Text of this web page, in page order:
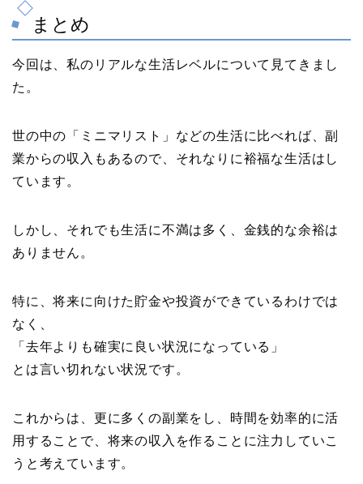
まとめ
今回は、私のリアルな生活レベルについて見てきまし
た。
世の中の「ミニマリスト」などの生活に比べれば、副
業からの収入もあるので、それなりに裕福な生活はし
ています。
しかし、それでも生活に不満は多く、金銭的な余裕は
ありません。
特に、将来に向けた貯金や投資ができているわけでは
なく、
「去年よりも確実に良い状況になっている」
とは言い切れない状況です。
これからは、更に多くの副業をし、時間を効率的に活
用することで、将来の収入を作ることに注力していこ
うと考えています。